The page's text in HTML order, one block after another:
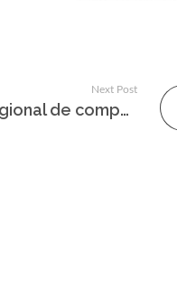
Next Post
Participación del Subregional de competencias en Salud Pública del Nordeste Antioqueño.